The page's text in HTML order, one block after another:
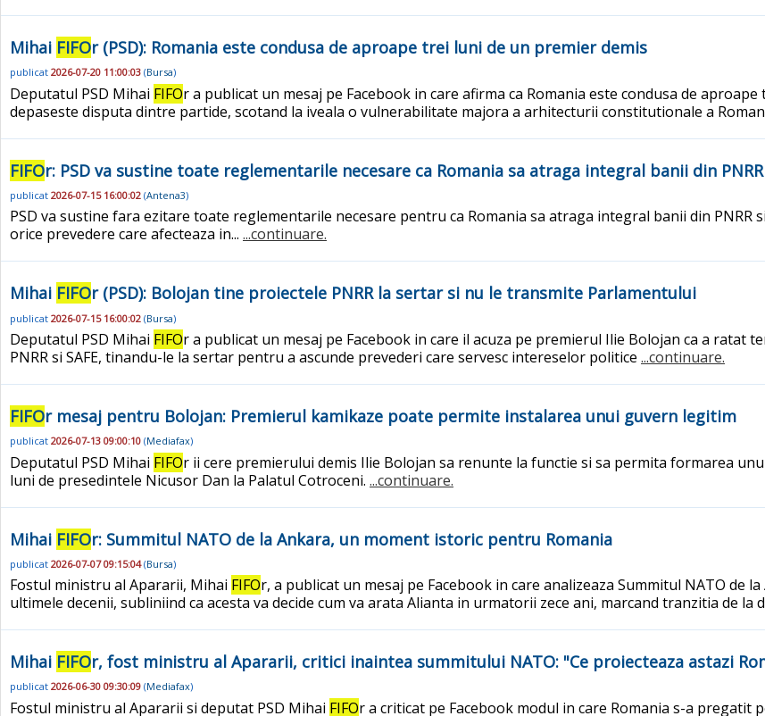
Mihai FIFOr (PSD): Romania este condusa de aproape trei luni de un premier demis
publicat 2026-07-20 11:00:03 (Bursa)
Deputatul PSD Mihai FIFOr a publicat un mesaj pe Facebook in care afirma ca Romania este condusa de
depaseste disputa dintre partide, scotand la iveala o vulnerabilitate majora a arhitecturii constitutionale a
FIFOr: PSD va sustine toate reglementarile necesare ca Romania sa atraga integral banii din PNRR
publicat 2026-07-15 16:00:02 (Antena3)
PSD va sustine fara ezitare toate reglementarile necesare pentru ca Romania sa atraga integral banii din PNRR
orice prevedere care afecteaza in... ...continuare.
Mihai FIFOr (PSD): Bolojan tine proiectele PNRR la sertar si nu le transmite Parlamentului
publicat 2026-07-15 16:00:02 (Bursa)
Deputatul PSD Mihai FIFOr a publicat un mesaj pe Facebook in care il acuza pe premierul Ilie Bolojan ca a ratat
PNRR si SAFE, tinandu-le la sertar pentru a ascunde prevederi care servesc intereselor politice ...continuare.
FIFOr mesaj pentru Bolojan: Premierul kamikaze poate permite instalarea unui guvern legitim
publicat 2026-07-13 09:00:10 (Mediafax)
Deputatul PSD Mihai FIFOr ii cere premierului demis Ilie Bolojan sa renunte la functie si sa permita formarea
luni de presedintele Nicusor Dan la Palatul Cotroceni. ...continuare.
Mihai FIFOr: Summitul NATO de la Ankara, un moment istoric pentru Romania
publicat 2026-07-07 09:15:04(Bursa)
Fostul ministru al Apararii, Mihai FIFOr, a publicat un mesaj pe Facebook in care analizeaza Summitul NATO de
ultimele decenii, subliniind ca acesta va decide cum va arata Alianta in urmatorii zece ani, marcand tranzitia de la
Mihai FIFOr, fost ministru al Apararii, critici inaintea summitului NATO: "Ce proiecteaza astazi
publicat 2026-06-30 09:30:09 (Mediafax)
Fostul ministru al Apararii si deputat PSD Mihai FIFOr a criticat pe Facebook modul in care Romania s-a pregatit